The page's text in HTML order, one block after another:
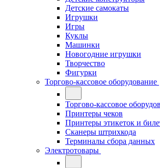
Детские самокаты
Игрушки
Игры
Куклы
Машинки
Новогодние игрушки
Творчество
Фигурки
Торгово-кассовое оборудование
Торгово-кассовое
Принтеры чеков
Принтеры этикеток и
Сканеры штрихкода
Терминалы сбора данных
Электротовары